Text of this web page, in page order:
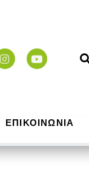
ΕΠΙΚΟΙΝΩΝΙΑ